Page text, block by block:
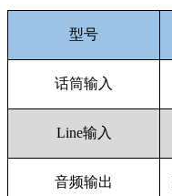
型号
话筒输入
Line输入
音频输出